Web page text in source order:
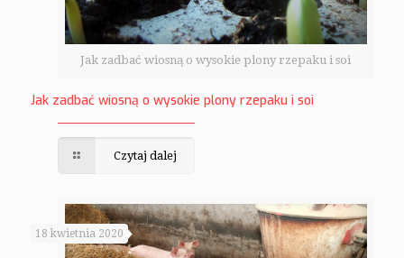
Jak zadbać wiosną o wysokie plony rzepaku i soi
Jak zadbać wiosną o wysokie plony rzepaku i soi
Czytaj dalej
18 kwietnia 2020